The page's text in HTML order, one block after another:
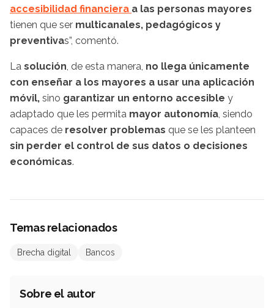
accesibilidad financiera a las personas mayores
tienen que ser multicanales, pedagógicos y
preventivas”, comentó.
La solución, de esta manera, no llega únicamente
con enseñar a los mayores a usar una aplicación
móvil, sino garantizar un entorno accesible y
adaptado que les permita mayor autonomía, siendo
capaces de resolver problemas que se les planteen
sin perder el control de sus datos o decisiones
económicas.
Temas relacionados
Brecha digital Bancos
Sobre el autor